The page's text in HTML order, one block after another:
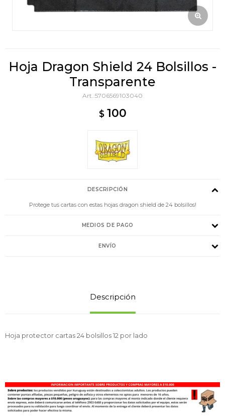
Hoja Dragon Shield 24 Bolsillos -
Transparente
5706569103040
$ 100
DESCRIPCIÓN
Protege tus cartas con estas hojas dragon shield de 24 bolsillos!
MEDIOS DE PAGO
ENVÍO
Descripción
Hoja protector cartas 24 bolsillos 12 por lado